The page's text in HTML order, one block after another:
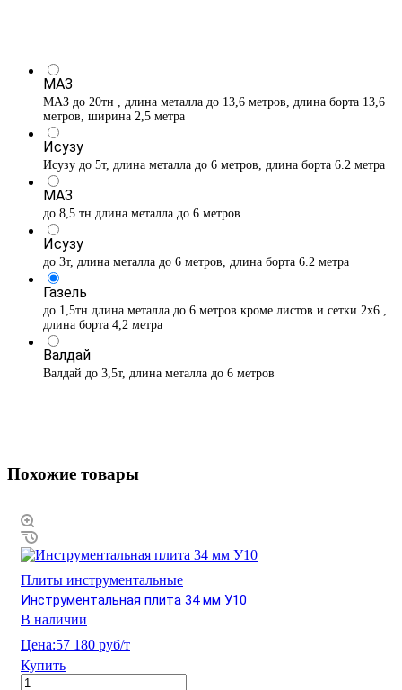
МАЗ
МАЗ до 20тн , длина металла до 13,6 метров, длина борта 13,6
метров, ширина 2,5 метра
Исузу
Исузу до 5т, длина металла до 6 метров, длина борта 6.2 метра
МАЗ
до 8,5 тн длина металла до 6 метров
Исузу
до 3т, длина металла до 6 метров, длина борта 6.2 метра
Газель
до 1,5тн длина металла до 6 метров кроме листов и сетки 2х6 ,
длина борта 4,2 метра
Валдай
Валдай до 3,5т, длина металла до 6 метров
Похожие товары
Плиты инструментальные
Инструментальная плита 34 мм У10
В наличии
Цена:57 180 руб/т
Купить